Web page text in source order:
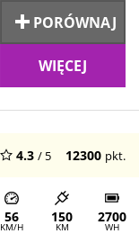
PORÓWNAJ
WIĘCEJ
4.3 / 5 12300 pkt.
56
KM/H
150
KM
2700
WH